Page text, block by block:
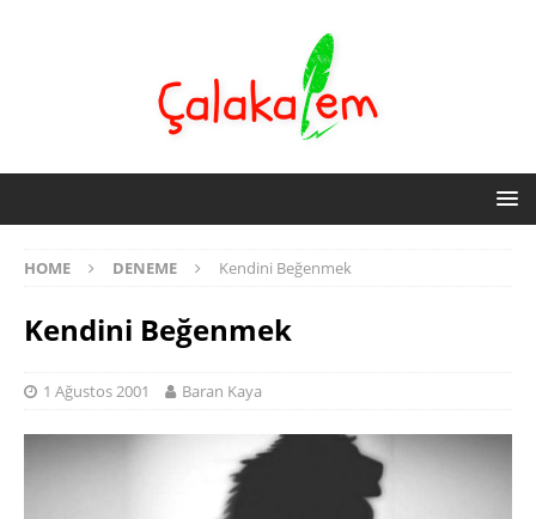
HOME DENEME Kendini Beğenmek
Kendini Beğenmek
1 Ağustos 2001 Baran Kaya